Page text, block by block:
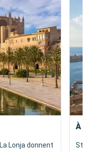
Lonja donnent
À
St